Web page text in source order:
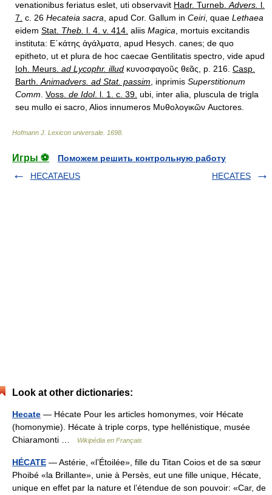
venationibus feriatus eslet, uti observavit Hadr. Turneb. Advers. l.
7. c. 26 Hecateia sacra , apud Cor. Gallum in Ceiri, quae Lethaea
eidem Stat. Theb. l. 4. v. 414. aliis Magica , mortuis excitandis
instituta: Ε῾κάτης ἀγάλματα, apud Hesych. canes; de quo
epitheto, ut et plura de hoc caecae Gentilitatis spectro, vide apud
Ioh. Meurs. ad Lycophr. illud κυνοσφαγοῦς θεᾶς, p. 216. Casp.
Barth. Animadvers. ad Stat. passim inprimis Superstitionum
Comm Voss. de Idol. l. 1. c. 39. ubi, inter alia, pluscula de trigla
seu mullo ei sacro, Alios innumeros Μυθολογικῶν Auctores.
Hofmann J. Lexicon universale 1698
Игры ⚽
Поможем решить контрольную работу
HECATAEUS
HECATES
Look at other dictionaries:
Hecate — Hécate Pour les articles homonymes, voir Hécate
(homonymie). Hécate à triple corps, type hellénistique, musée
Chiaramonti …
Wikipédia en Français
HÉCATE — Astérie, «l’Étoilée», fille du Titan Coios et de sa sœur
Phoibé «la Brillante», unie à Persès, eut une fille unique, Hécate,
unique en effet par la nature et l’étendue de son pouvoir: «Car, de